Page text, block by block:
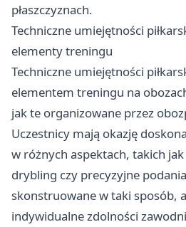
płaszczyznach.
Techniczne umiejętności
elementy treningu
Techniczne umiejętności
elementem treningu na
jak te organizowane przez
Uczestnicy mają okazję
w różnych aspektach, takich
drybling czy precyzyjne
skonstruowane w taki sposób,
indywidualne zdolności